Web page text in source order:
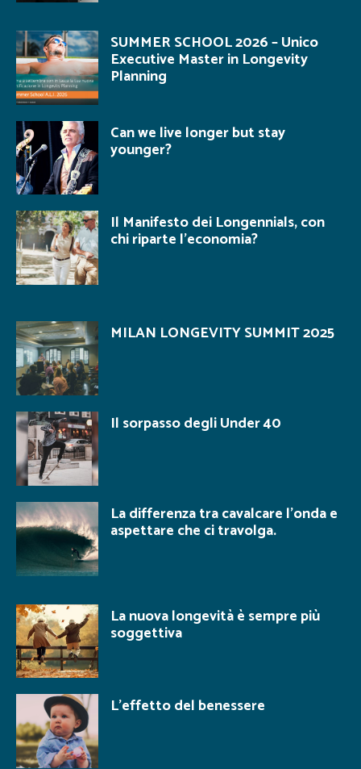
SUMMER SCHOOL 2026 – Unico
Executive Master in Longevity
Planning
Can we live longer but stay
younger?
Il Manifesto dei Longennials, con
chi riparte l’economia?
MILAN LONGEVITY SUMMIT 2025
Il sorpasso degli Under 40
La differenza tra cavalcare l’onda e
aspettare che ci travolga.
La nuova longevità è sempre più
soggettiva
L’effetto del benessere